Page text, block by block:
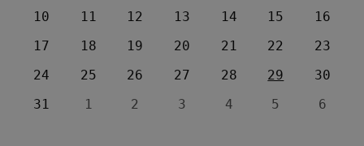
10
11 12 13 14 15
16
17
18 19 20 21 22
23
24
25 26 27 28 29
30
31
1 2 3 4 5 6